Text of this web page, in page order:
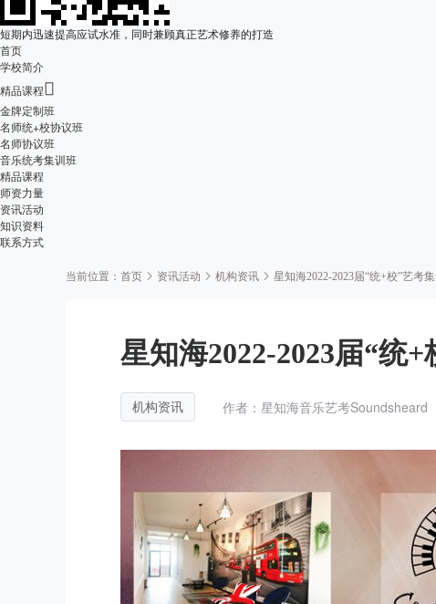
短期内迅速提高应试水准，同时兼顾真正艺术修养的打造
首页
学校简介
精品课程
金牌定制班
名师统+校协议班
名师协议班
音乐统考集训班
精品课程
师资力量
资讯活动
知识资料
联系方式
当前位置： 首页 资讯活动 机构资讯 星知海2022-2023届“统+校”艺考
星知海2022-2023届“统
机构资讯 作者：星知海音乐艺考Soundsheard